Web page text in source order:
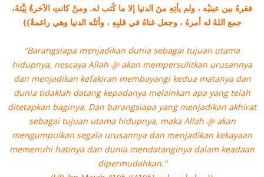
فقرهُ بين عينيْه ، ولم يأتِهِ منَ الدنيا إلا ما كُتب له. ومنْ كانتِ الآخرةُ نِيَّتهُ،
جمع اللهُ له أمرهُ ، وجعل غناهُ في قلبِهِ ، وأتتْه الدنيا وهي راغمةٌ))
“Barangsiapa menjadikan dunia sebagai tujuan utama
hidupnya, nescaya Allah ‎ﷻ akan mempersulitkan urusannya
dan menjadikan kefakiran membayangi kedua matanya dan
dunia tidaklah datang kepadanya melainkan apa yang telah
ditetapkan baginya. Dan barangsiapa yang menjadikan akhirat
sebagai tujuan utama hidupnya, maka Allah‎ ﷻ akan
mengumpulkan segala urusannya dan menjadikan kekayaan
memenuhi hatinya dan dunia mendatanginya dalam keadaan
dipermudahkan.”